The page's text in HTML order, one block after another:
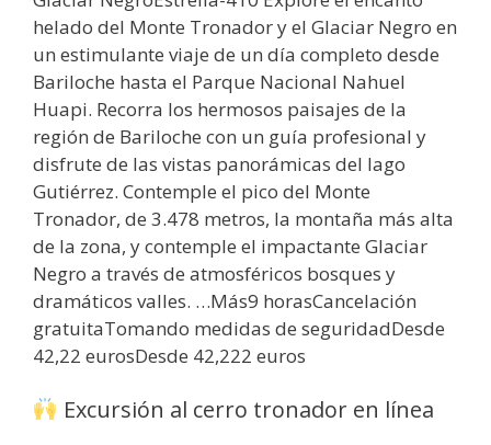
helado del Monte Tronador y el Glaciar Negro en
un estimulante viaje de un día completo desde
Bariloche hasta el Parque Nacional Nahuel
Huapi. Recorra los hermosos paisajes de la
región de Bariloche con un guía profesional y
disfrute de las vistas panorámicas del lago
Gutiérrez. Contemple el pico del Monte
Tronador, de 3.478 metros, la montaña más alta
de la zona, y contemple el impactante Glaciar
Negro a través de atmosféricos bosques y
dramáticos valles. …Más9 horasCancelación
gratuitaTomando medidas de seguridadDesde
42,22 eurosDesde 42,222 euros
Excursión al cerro tronador en línea